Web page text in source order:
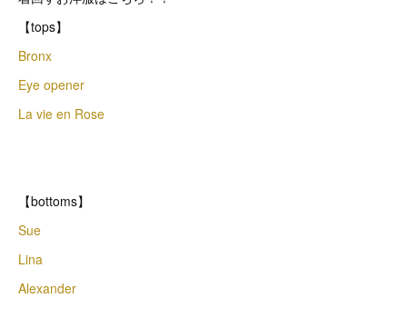
【tops】
Bronx
Eye opener
La vie en Rose
【bottoms】
Sue
Lina
Alexander